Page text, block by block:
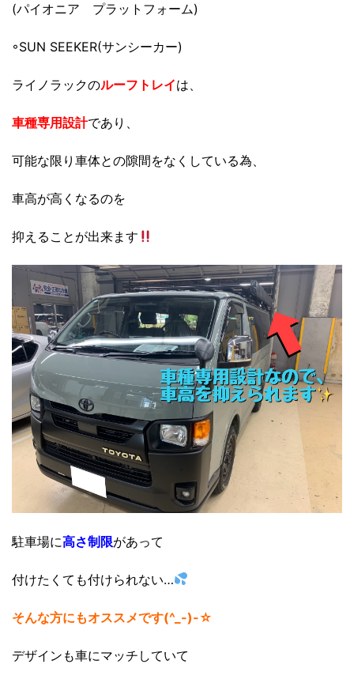
(パイオニア プラットフォーム)
◦SUN SEEKER(サンシーカー)
ライノラックのルーフトレイは、
車種専用設計であり、
可能な限り車体との隙間をなくしている為、
車高が高くなるのを
抑えることが出来ます
駐車場に高さ制限があって
付けたくても付けられない…
そんな方にもオススメです(^_-)-☆
デザインも車にマッチしていて